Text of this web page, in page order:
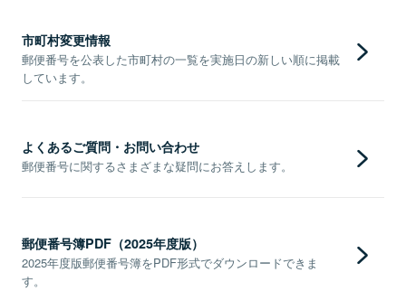
市町村変更情報
郵便番号を公表した市町村の一覧を実施日の新しい順に掲載
しています。
よくあるご質問・お問い合わせ
郵便番号に関するさまざまな疑問にお答えします。
郵便番号簿PDF（2025年度版）
2025年度版郵便番号簿をPDF形式でダウンロードできま
す。